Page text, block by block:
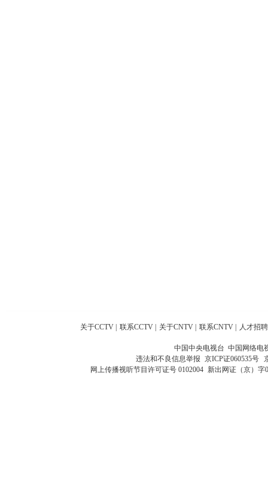
关于CCTV 联系CCTV 关于CNTV 联系CNTV 人才招聘
中国中央电视台 中国网络电
违法和不良信息举报 京ICP证060535号
网上传播视听节目许可证号 0102004 新出网证（京）